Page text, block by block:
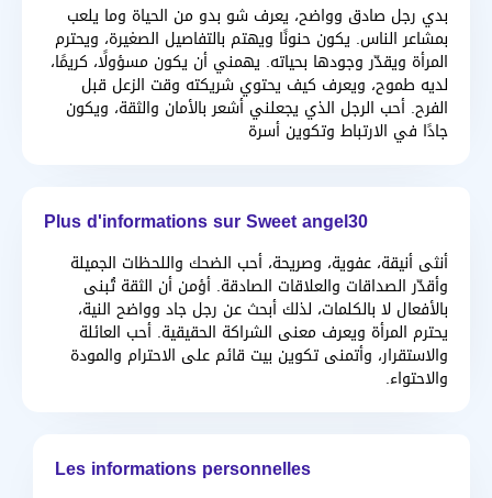
بدي رجل صادق وواضح، يعرف شو بدو من الحياة وما يلعب
بمشاعر الناس. يكون حنونًا ويهتم بالتفاصيل الصغيرة، ويحترم
المرأة ويقدّر وجودها بحياته. يهمني أن يكون مسؤولًا، كريمًا،
لديه طموح، ويعرف كيف يحتوي شريكته وقت الزعل قبل
الفرح. أحب الرجل الذي يجعلني أشعر بالأمان والثقة، ويكون
جادًا في الارتباط وتكوين أسرة
Plus d'informations sur Sweet angel30
أنثى أنيقة، عفوية، وصريحة، أحب الضحك واللحظات الجميلة
وأقدّر الصداقات والعلاقات الصادقة. أؤمن أن الثقة تُبنى
بالأفعال لا بالكلمات، لذلك أبحث عن رجل جاد وواضح النية،
يحترم المرأة ويعرف معنى الشراكة الحقيقية. أحب العائلة
والاستقرار، وأتمنى تكوين بيت قائم على الاحترام والمودة
والاحتواء.
Les informations personnelles